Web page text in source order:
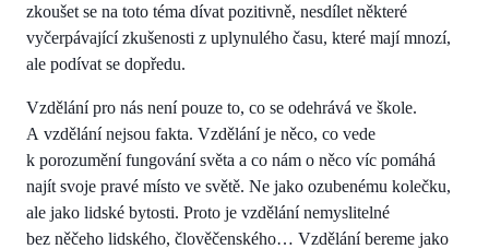
zkoušet se na toto téma dívat pozitivně, nesdílet některé
vyčerpávající zkušenosti z uplynulého času, které mají mnozí,
ale podívat se dopředu.
Vzdělání pro nás není pouze to, co se odehrává ve škole.
A vzdělání nejsou fakta. Vzdělání je něco, co vede
k porozumění fungování světa a co nám o něco víc pomáhá
najít svoje pravé místo ve světě. Ne jako ozubenému kolečku,
ale jako lidské bytosti. Proto je vzdělání nemyslitelné
bez něčeho lidského, člověčenského… Vzdělání bereme jako